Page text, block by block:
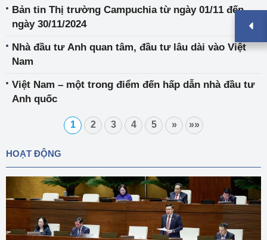
Bản tin Thị trường Campuchia từ ngày 01/11 đến
ngày 30/11/2024
Nhà đầu tư Anh quan tâm, đầu tư lâu dài vào Việt
Nam
Việt Nam – một trong điểm đến hấp dẫn nhà đầu tư
Anh quốc
1 2 3 4 5 » »»
HOẠT ĐỘNG